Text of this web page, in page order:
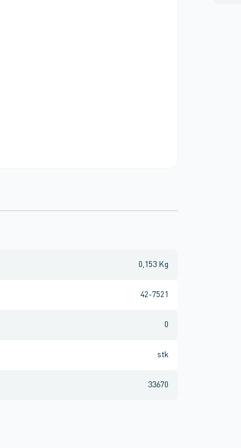
0,153 Kg
42-7521
0
stk
33670